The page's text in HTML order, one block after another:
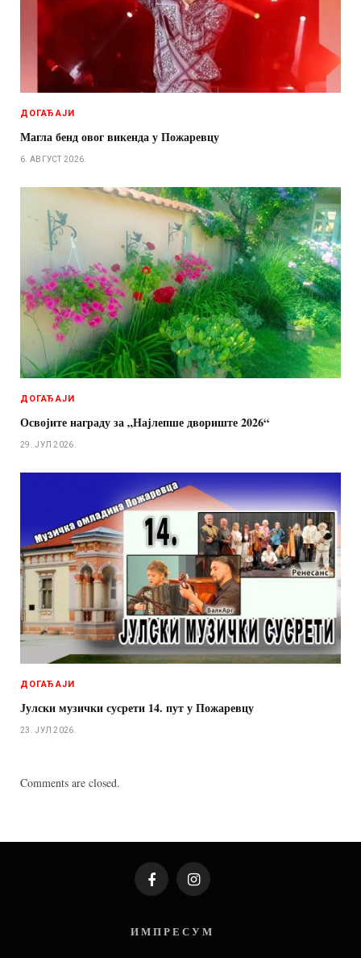
ДОГАЂАЈИ
Магла бенд овог викенда у Пожаревцу
6. АВГУСТ 2026.
ДОГАЂАЈИ
Освојите награду за „Најлепше двориште 2026“
29. ЈУЛ 2026.
ДОГАЂАЈИ
Јулски музички сусрети 14. пут у Пожаревцу
23. ЈУЛ 2026.
Comments are closed.
FacebookInstagram
И М П Р Е С У М